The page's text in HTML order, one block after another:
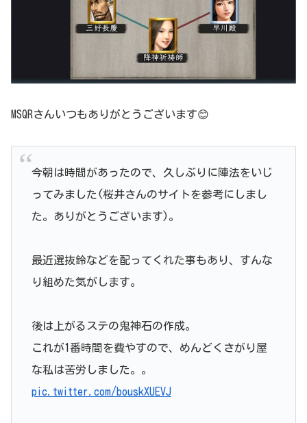
MSQRさんいつもありがとうございます😊
今朝は時間があったので、久しぶりに陣法をいじ
ってみました(桜井さんのサイトを参考にしまし
た。ありがとうございます)。
最近選抜鈴などを配ってくれた事もあり、すんな
り組めた気がします。
後は上がるステの鬼神石の作成。
これが1番時間を費やすので、めんどくさがり屋
な私は苦労しました。。
pic.twitter.com/bouskXUEVJ